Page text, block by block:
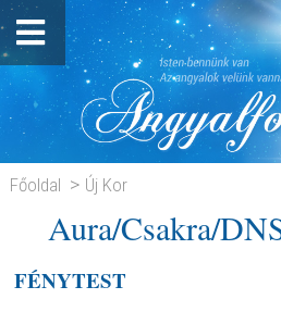
Főoldal
Új Kor
Aura/Csakra/DNS/Energiatest
Aura/Csakra/
FÉNYTEST